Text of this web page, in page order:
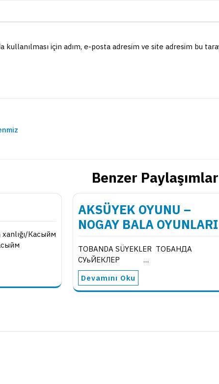
kullanılması için adım, e-posta adresim ve site adresim bu
Benzer Paylaşımlar
xanlığı/Касыйм
AKSÜYEK OYUNU –
NOGAY BALA
TOBANDA SÜYEKLER ТОБAНДA
СУьЙЕКЛЕР …
Devamını Oku